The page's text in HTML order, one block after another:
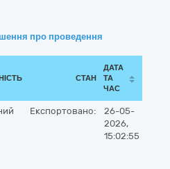
про проведення
СТАН
ДАТА
ТА
ЧАС
Експортовано:
26-05-
2026,
15:02:55